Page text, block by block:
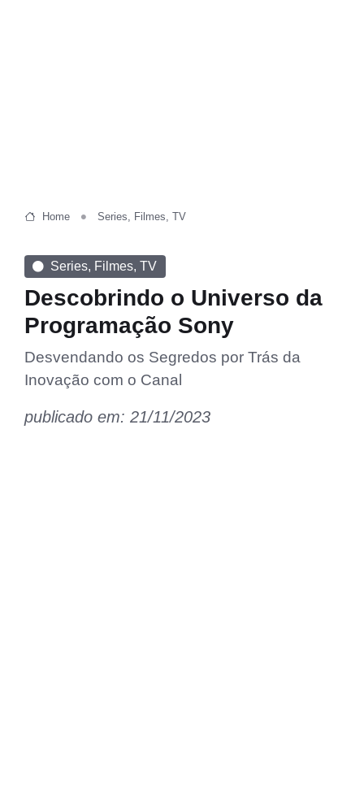
Home Series, Filmes, TV
Series, Filmes, TV
Descobrindo o Universo da
Programação Sony
Desvendando os Segredos por Trás da
Inovação com o Canal
publicado em: 21/11/2023